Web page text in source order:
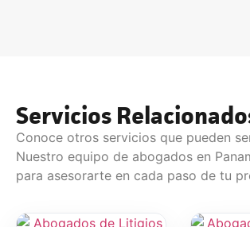
Servicios
Conoce otros servicios que pueden
Nuestro equipo de abogados en
para asesorarte en cada paso de tu